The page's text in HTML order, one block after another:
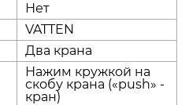
Нет
VATTEN
Два крана
Нажим кружкой на
скобу крана («push» -
кран)